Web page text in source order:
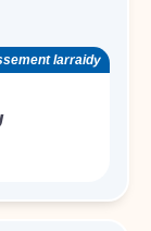
larraidy